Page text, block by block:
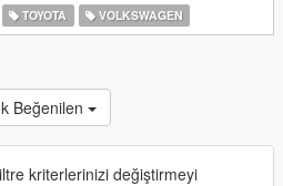
TOYOTA VOLKSWAGEN
Beğenilen
kriterlerinizi değiştirmeyi